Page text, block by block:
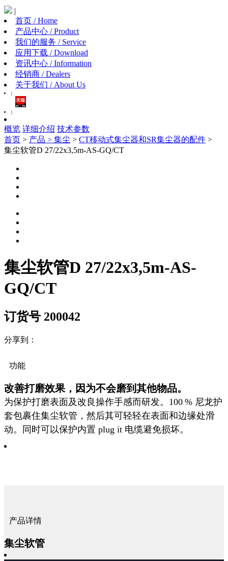
|
首页 / Home
产品中心 / Product
我们的服务 / Service
应用下载 / Download
资讯中心 / Information
经销商 / Dealers
关于我们 / About Us
|
|
概览 详细介绍 技术参数
首页 > 产品 > 集尘 > CT移动式集尘器和SR集尘器的配件 >
集尘软管D 27/22x3,5m-AS-GQ/CT
集尘软管D 27/22x3,5m-AS-
GQ/CT
订货号 200042
分享到：
功能
改善打磨效果，因为不会磨到其他物品。
为保护打磨表面及改良操作手感而研发。100 % 尼龙护
套包裹住集尘软管，然后其可轻轻在表面和边缘处滑
动。同时可以保护内置 plug it 电缆避免损坏。
产品详情
集尘软管